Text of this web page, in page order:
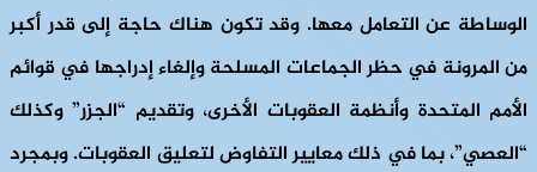
الوساطة عن التعامل معها. وقد تكون هناك حاجة إلى قدر أكبر
من المرونة في حظر الجماعات المسلحة وإلغاء إدراجها في قوائم
الأمم المتحدة وأنظمة العقوبات الأخرى، وتقديم “الجزر” وكذلك
“العصي”، بما في ذلك معايير التفاوض لتعليق العقوبات. وبمجرد